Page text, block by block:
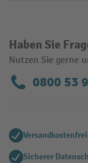
Haben Sie
Nutzen Sie gerne
0800 53
Sicherer